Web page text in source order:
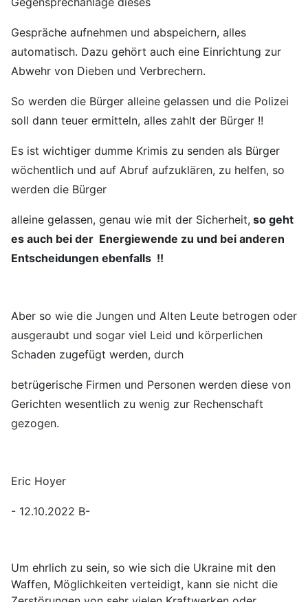
Gespräche aufnehmen und abspeichern, alles
automatisch. Dazu gehört auch eine Einrichtung zur
Abwehr von Dieben und Verbrechern.
So werden die Bürger alleine gelassen und die Polizei
soll dann teuer ermitteln, alles zahlt der Bürger !!
Es ist wichtiger dumme Krimis zu senden als Bürger
wöchentlich und auf Abruf aufzuklären, zu helfen, so
werden die Bürger
alleine gelassen, genau wie mit der Sicherheit, so geht
es auch bei der Energiewende zu und bei anderen
Entscheidungen ebenfalls !!
Aber so wie die Jungen und Alten Leute betrogen oder
ausgeraubt und sogar viel Leid und körperlichen
Schaden zugefügt werden, durch
betrügerische Firmen und Personen werden diese von
Gerichten wesentlich zu wenig zur Rechenschaft
gezogen.
Eric Hoyer
- 12.10.2022 B-
Um ehrlich zu sein, so wie sich die Ukraine mit den
Waffen, Möglichkeiten verteidigt, kann sie nicht die